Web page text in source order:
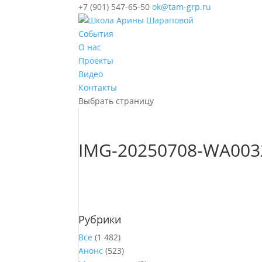
+7 (901) 547-65-50 ok@tam-grp.ru
События
О нас
Проекты
Видео
Контакты
Выбрать страницу
IMG-20250708-
Рубрики
Все (1 482)
Анонс (523)